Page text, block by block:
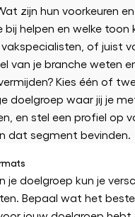
zijn hun voorkeuren
bij helpen en welke toon
of juist
van je branche weten
Kies één of
doelgroep waar jij je
en stel een profiel op
dat segment bevinden.
je doelgroep kun je
Bepaal wat het